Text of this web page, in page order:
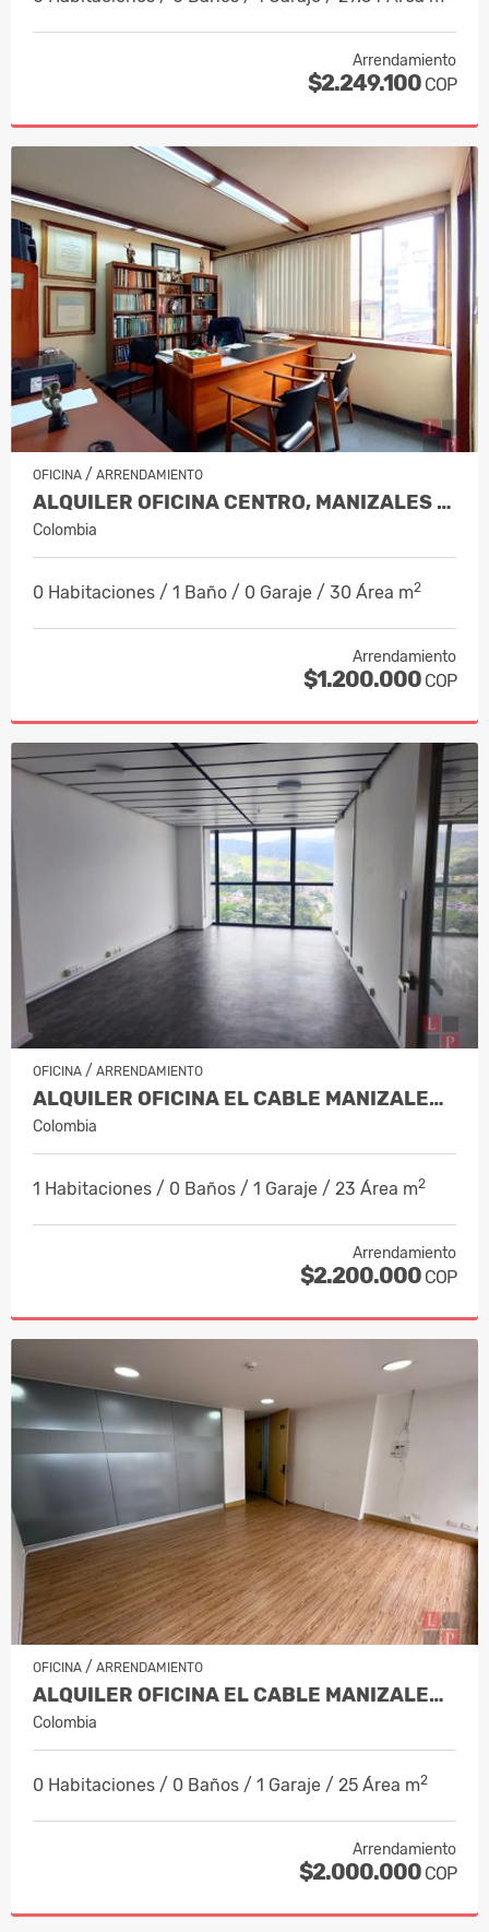
Arrendamiento
$2.249.100 COP
OFICINA / ARRENDAMIENTO
ALQUILER OFICINA CENTRO, MANIZALES COD 10186725
Colombia
0 Habitaciones / 1 Baño / 0 Garaje / 30 Área m2
Arrendamiento
$1.200.000 COP
OFICINA / ARRENDAMIENTO
ALQUILER OFICINA EL CABLE MANIZALES, COD 10163650
Colombia
1 Habitaciones / 0 Baños / 1 Garaje / 23 Área m2
Arrendamiento
$2.200.000 COP
OFICINA / ARRENDAMIENTO
ALQUILER OFICINA EL CABLE MANIZALES, CÓDIGO 10132588
Colombia
0 Habitaciones / 0 Baños / 1 Garaje / 25 Área m2
Arrendamiento
$2.000.000 COP